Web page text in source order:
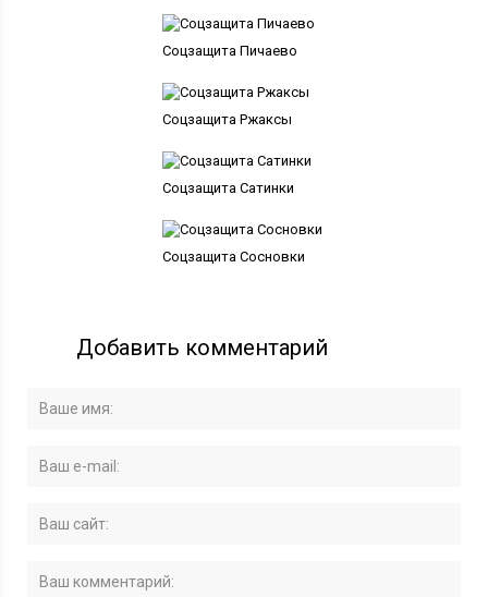
Соцзащита Пичаево
Соцзащита Ржаксы
Соцзащита Сатинки
Соцзащита Сосновки
Добавить комментарий